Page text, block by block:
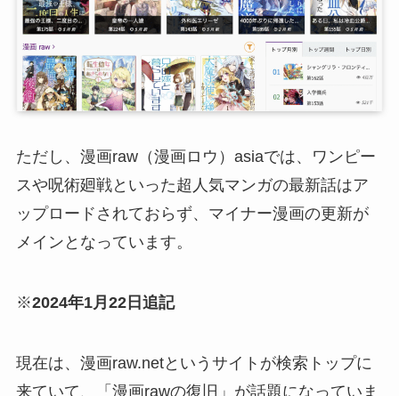
ただし、漫画raw（漫画ロウ）asiaでは、ワンピー
スや呪術廻戦といった超人気マンガの最新話はア
ップロードされておらず、マイナー漫画の更新が
メインとなっています。
※2024年1月22日追記
現在は、漫画raw.netというサイトが検索トップに
来ていて、「漫画rawの復旧」が話題になっていま